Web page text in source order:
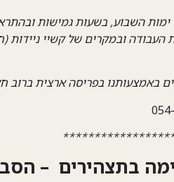
ימות השבוע, בשעות גמישות
ובמקרים של קשיי ניידות
באמצעותנו בפריסה ארצית ברוב
בתצהירים –